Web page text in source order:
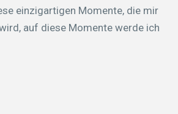
einzigartigen Momente, die mir
auf diese Momente werde ich